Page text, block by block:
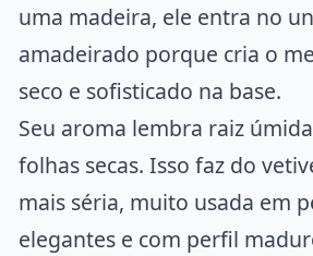
uma madeira, ele entra no
amadeirado porque cria o
seco e sofisticado na base.
Seu aroma lembra raiz
folhas secas. Isso faz do
mais séria, muito usada em
elegantes e com perfil